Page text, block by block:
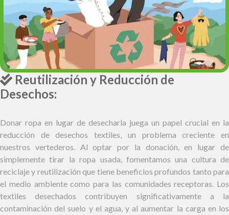
Reutilización y Reducción de
Desechos:
Donar ropa en lugar de desecharla juega un papel crucial en la
reducción de desechos textiles, un problema creciente en
nuestros vertederos. Al optar por la donación, en lugar de
simplemente tirar la ropa usada, fomentamos una cultura de
reciclaje y reutilización que tiene beneficios profundos tanto para
el medio ambiente como para las comunidades receptoras. Los
textiles desechados contribuyen significativamente a la
contaminación del suelo y el agua, y al aumentar la carga en los